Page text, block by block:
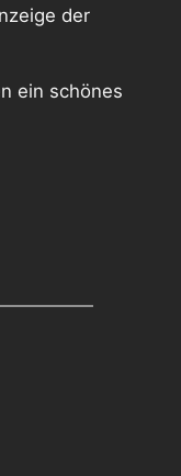
der
ein schönes